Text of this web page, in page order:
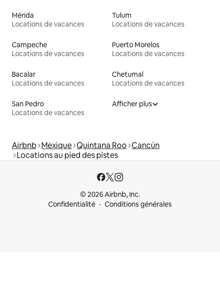
Mérida
Locations de vacances
Tulum
Locations de vacances
Campeche
Locations de vacances
Puerto Morelos
Locations de vacances
Bacalar
Locations de vacances
Chetumal
Locations de vacances
San Pedro
Locations de vacances
Afficher plus
Airbnb Mexique Quintana Roo Cancún
Locations au pied des pistes
© 2026 Airbnb, Inc.
Confidentialité
Conditions générales